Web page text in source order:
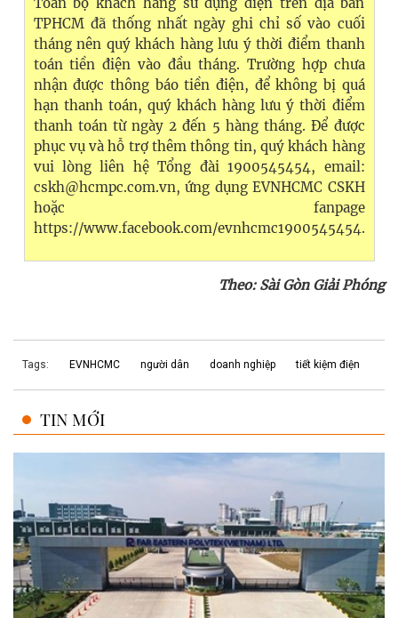
TPHCM đã thống nhất ngày ghi chỉ số vào cuối
tháng nên quý khách hàng lưu ý thời điểm thanh
toán tiền điện vào đầu tháng. Trường hợp chưa
nhận được thông báo tiền điện, để không bị quá
hạn thanh toán, quý khách hàng lưu ý thời điểm
thanh toán từ ngày 2 đến 5 hàng tháng. Để được
phục vụ và hỗ trợ thêm thông tin, quý khách hàng
vui lòng liên hệ Tổng đài 1900545454, email:
cskh@hcmpc.com.vn, ứng dụng EVNHCMC CSKH
hoặc fanpage
https://www.facebook.com/evnhcmc1900545454.
Theo: Sài Gòn Giải Phóng
Tags: EVNHCMC người dân doanh nghiệp tiết kiệm điện
TIN MỚI